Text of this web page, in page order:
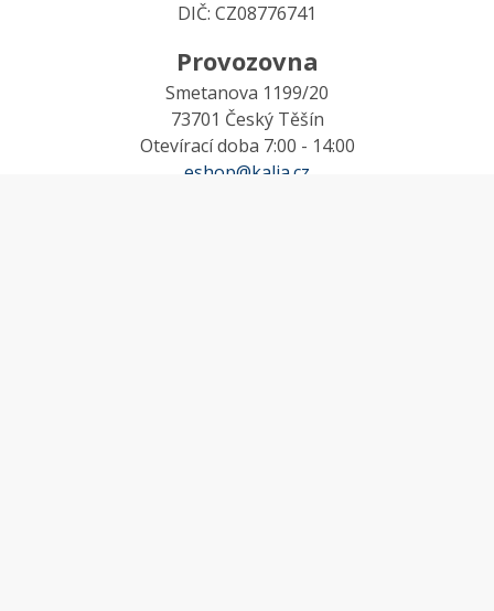
DIČ: CZ08776741
Provozovna
Smetanova 1199/20
73701 Český Těšín
Otevírací doba 7:00 - 14:00
eshop@kalia.cz